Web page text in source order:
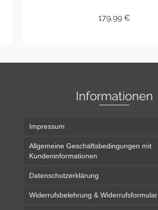
179,99 €
Informationen
Impressum
Allgemeine Geschäftsbedingungen mit
Kundeninformationen
Datenschutzerklärung
Widerrufsbelehrung & Widerrufsformular